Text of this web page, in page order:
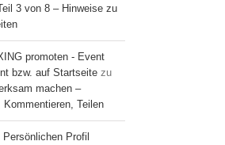
3 von 8 – Hinweise zu
promoten - Event
bzw. auf Startseitezu
machen –
Teilen
Persönlichen Profil